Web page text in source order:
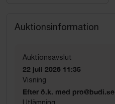
Auktionsinformation
Auktionsavslut
22 juli 2026 11:35
Visning
Efter ö.k. med pro@budi.se